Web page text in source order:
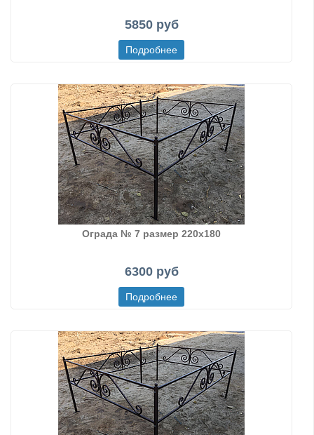
5850 руб
Ограда № 7 размер 220х180
6300 руб